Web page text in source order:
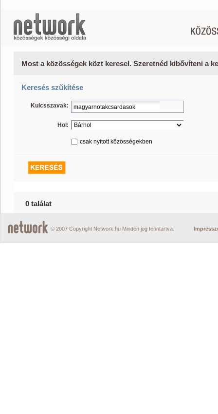
Most a közösségek közt keresel. Szeretnéd kibővíteni a
Keresés szűkítése
Kulcsszavak:
Hol:
csak nyitott közösségekben
0 találat
© 2007 Copyright Network.hu Minden jog fenntartva.